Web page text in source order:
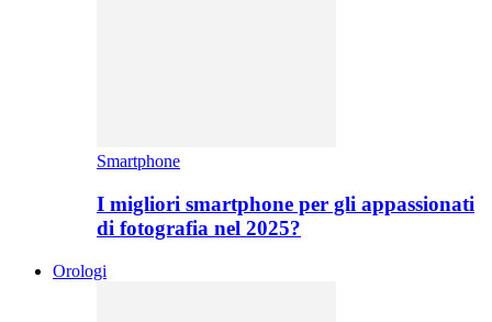
Smartphone
I migliori smartphone per gli appassionati
di fotografia nel 2025?
Orologi